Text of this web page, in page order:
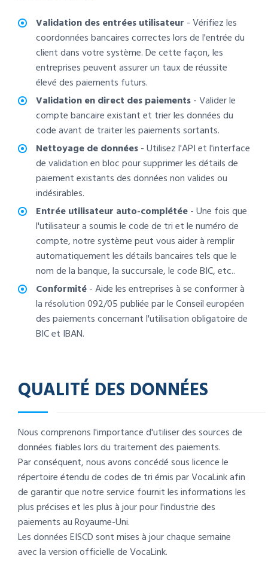
Validation des entrées utilisateur - Vérifiez les
coordonnées bancaires correctes lors de l'entrée du
client dans votre système. De cette façon, les
entreprises peuvent assurer un taux de réussite
élevé des paiements futurs.
Validation en direct des paiements- Valider le
compte bancaire existant et trier les données du
code avant de traiter les paiements sortants.
Nettoyage de données- Utilisez l'API et l'interface
de validation en bloc pour supprimer les détails de
paiement existants des données non valides ou
indésirables.
Entrée utilisateur auto-complétée- Une fois que
l'utilisateur a soumis le code de tri et le numéro de
compte, notre système peut vous aider à remplir
automatiquement les détails bancaires tels que le
nom de la banque, la succursale, le code BIC, etc..
Conformité- Aide les entreprises à se conformer à
la résolution 092/05 publiée par le Conseil européen
des paiements concernant l'utilisation obligatoire de
BIC et IBAN.
QUALITÉ DES DONNÉES
Nous comprenons l'importance d'utiliser des sources de
données fiables lors du traitement des paiements.
Par conséquent, nous avons concédé sous licence le
répertoire étendu de codes de tri émis par VocaLink afin
de garantir que notre service fournit les informations les
plus précises et les plus à jour pour l'industrie des
paiements au Royaume-Uni.
Les données EISCD sont mises à jour chaque semaine
avec la version officielle de VocaLink.